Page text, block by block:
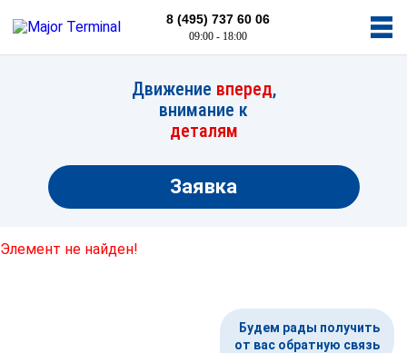
8 (495) 737 60 06
09:00 - 18:00
Движение вперед,
внимание к
деталям
Заявка
Элемент не найден!
Будем рады получить
от вас обратную связь